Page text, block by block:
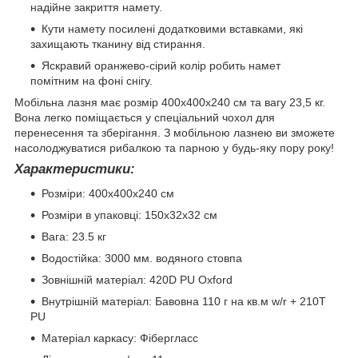
надійне закриття намету.
Кути намету посилені додатковими вставками, які
захищають тканину від стирання.
Яскравий оранжево-сірий колір робить намет
помітним на фоні снігу.
Мобільна лазня має розмір 400х400х240 см та вагу 23,5 кг.
Вона легко поміщається у спеціальний чохол для
перенесення та зберігання. З мобільною лазнею ви зможете
насолоджуватися рибалкою та парною у будь-яку пору року!
Характеристики:
Розміри: 400х400х240 см
Розміри в упаковці: 150х32х32 см
Вага: 23.5 кг
Водостійка: 3000 мм. водяного стовпа
Зовнішній матеріал: 420D PU Oxford
Внутрішній матеріал: Бавовна 110 г на кв.м w/r + 210T
PU
Матеріал каркасу: Фібергласс